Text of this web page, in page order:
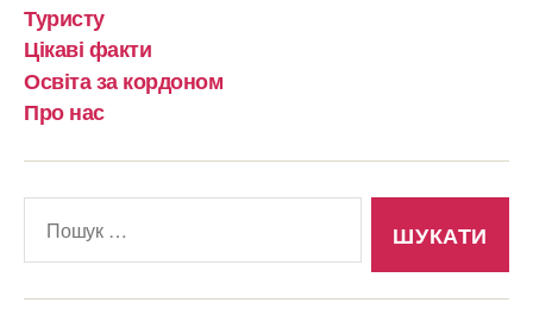
Туристу
Цікаві факти
Освіта за кордоном
Про нас